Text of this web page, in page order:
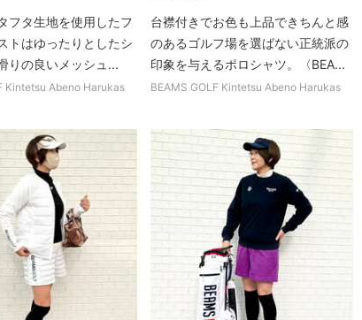
フタ生地を使用したフ
トはゆったりとしたシ
りの良いメッシュ...
Kintetsu Abeno Harukas
台襟付きでお色も上品できちんと感
のあるゴルフ場を選ばない正統派の
印象を与えるポロシャツ。〈BEA...
BEAMS GOLF Kintetsu Abeno Harukas